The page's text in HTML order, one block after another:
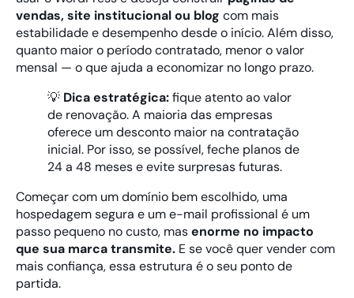
vendas, site institucional ou blog com mais
estabilidade e desempenho desde o início. Além disso,
quanto maior o período contratado, menor o valor
mensal — o que ajuda a economizar no longo prazo.
💡 Dica estratégica:fique atento ao valor
de renovação. A maioria das empresas
oferece um desconto maior na contratação
inicial. Por isso, se possível, feche planos de
24 a 48 meses e evite surpresas futuras.
Começar com um domínio bem escolhido, uma
hospedagem segura e um e-mail profissional é um
passo pequeno no custo, masenorme no impacto
que sua marca transmite. E se você quer vender com
mais confiança, essa estrutura é o seu ponto de
partida.